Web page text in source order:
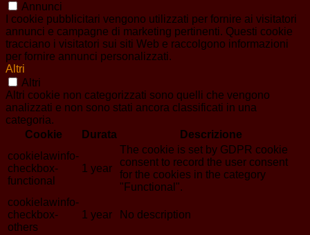
Annunci
I cookie pubblicitari vengono utilizzati per fornire ai visitatori
annunci e campagne di marketing pertinenti. Questi cookie
tracciano i visitatori sui siti Web e raccolgono informazioni
per fornire annunci personalizzati.
Altri
Altri
Altri cookie non categorizzati sono quelli che vengono
analizzati e non sono stati ancora classificati in una
categoria.
Cookie
Durata
Descrizione
cookielawinfo-
checkbox-
functional
1 year
The cookie is set by GDPR cookie
consent to record the user consent
for the cookies in the category
"Functional".
cookielawinfo-
checkbox-
others
1 year No description